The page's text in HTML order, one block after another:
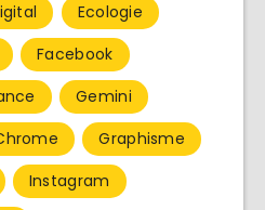
Ecologie
Facebook
Gemini
Graphisme
Instagram